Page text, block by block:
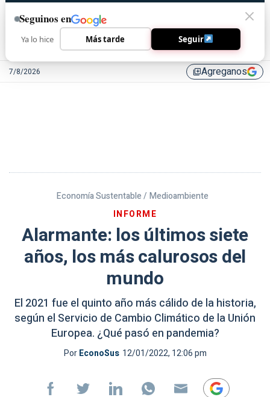
7/8/2026 library_addAgreganos
Economía Sustentable / Medioambiente
INFORME
Alarmante: los últimos siete
años, los más calurosos del
mundo
El 2021 fue el quinto año más cálido de la historia,
según el Servicio de Cambio Climático de la Unión
Europea. ¿Qué pasó en pandemia?
PorEconoSus 12/01/2022, 12:06 pm
Seguinos en
Ya lo hice Más tarde Seguir